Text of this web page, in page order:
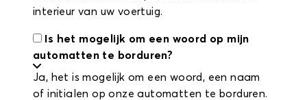
interieur van uw voertuig.
Is het mogelijk om een woord op mijn
automatten te borduren?
Ja, het is mogelijk om een woord, een naam
of initialen op onze automatten te borduren.